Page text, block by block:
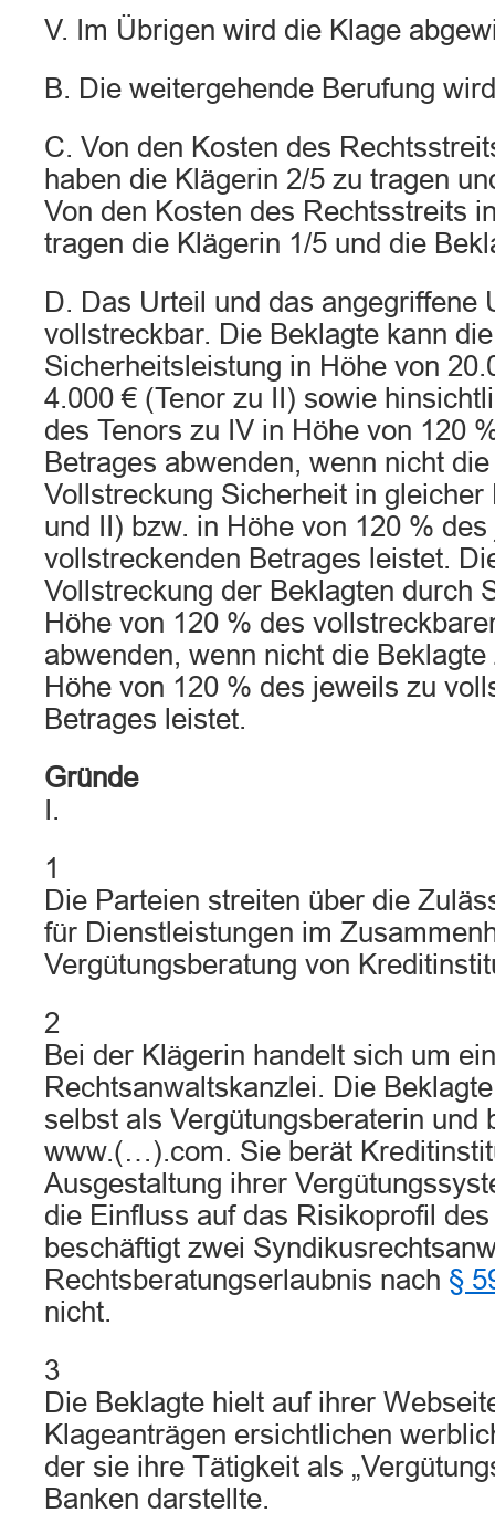
V. Im Übrigen wird die Klage
B. Die weitergehende Berufung
C. Von den Kosten des
haben die Klägerin 2/5 zu tragen
Von den Kosten des Rechtsstreits
tragen die Klägerin 1/5 und die
D. Das Urteil und das angegriffene
vollstreckbar. Die Beklagte kann
Sicherheitsleistung in Höhe von
4.000 € (Tenor zu II) sowie
des Tenors zu IV in Höhe von 120
Betrages abwenden, wenn nicht
Vollstreckung Sicherheit in gleicher
und II) bzw. in Höhe von 120 %
vollstreckenden Betrages leistet.
Vollstreckung der Beklagten durch
Höhe von 120 % des
abwenden, wenn nicht die
Höhe von 120 % des jeweils zu
Betrages leistet.
Gründe
I.
1
Die Parteien streiten über die
für Dienstleistungen im
Vergütungsberatung von
2
Bei der Klägerin handelt sich um
Rechtsanwaltskanzlei. Die
selbst als Vergütungsberaterin und
www.(…).com. Sie berät
Ausgestaltung ihrer
die Einfluss auf das Risikoprofil
beschäftigt zwei
Rechtsberatungserlaubnis nach §
nicht.
3
Die Beklagte hielt auf ihrer
Klageanträgen ersichtlichen
der sie ihre Tätigkeit als
Banken darstellte.